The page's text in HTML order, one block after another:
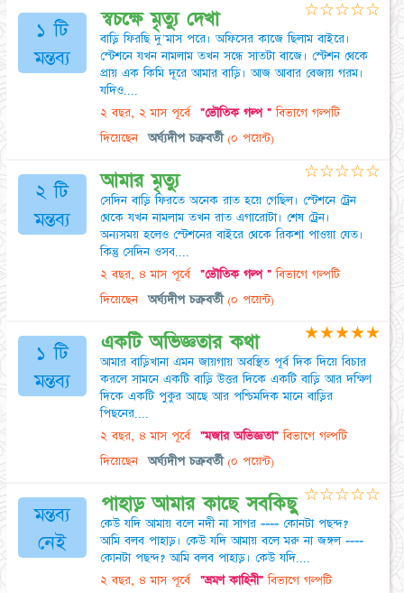
১ টি
মন্তব্য
স্বচক্ষে মৃত্যু দেখা
বাড়ি ফিরছি দু'মাস পরে। অফিসের কাজে ছিলাম বাইরে।
স্টেশনে যখন নামলাম তখন সন্ধে সাতটা বাজে। স্টেশন থেকে
প্রায় এক কিমি দূরে আমার বাড়ি। আজ আবার বেজায় গরম।
যদিও....
২ বছর, ২ মাস পূর্বে "ভৌতিক গল্প "বিভাগে গল্পটি
দিয়েছেন
অর্ঘ্যদীপ চক্রবর্তী (০ পয়েন্ট)
☆☆☆☆☆
২ টি
মন্তব্য
আমার মৃত্যু
সেদিন বাড়ি ফিরতে অনেক রাত হয়ে গেছিল। স্টেশনে ট্রেন
থেকে যখন নামলাম তখন রাত এগারোটা। শেষ ট্রেন।
অন্যসময় হলেও স্টেশনের বাইরে থেকে রিকশা পাওয়া যেত।
কিন্তু সেদিন ওসব....
২ বছর, ৪ মাস পূর্বে "ভৌতিক গল্প "বিভাগে গল্পটি
দিয়েছেন
অর্ঘ্যদীপ চক্রবর্তী (০ পয়েন্ট)
☆☆☆☆☆
১ টি
মন্তব্য
একটি অভিজ্ঞতার কথা
আমার বাড়িখানা এমন জায়গায় অবস্থিত পূর্ব দিক দিয়ে বিচার
করলে সামনে একটি বাড়ি উত্তর দিকে একটি বাড়ি আর দক্ষিণ
দিকে একটি পুকুর আছে আর পশ্চিমদিক মানে বাড়ির
পিছনের....
২ বছর, ৪ মাস পূর্বে "মজার অভিজ্ঞতা"বিভাগে গল্পটি
দিয়েছেন
অর্ঘ্যদীপ চক্রবর্তী (০ পয়েন্ট)
★★★★★
মন্তব্য
নেই
পাহাড় আমার কাছে সবকিছু
কেউ যদি আমায় বলে নদী না সাগর ---- কোনটা পছন্দ?
আমি বলব পাহাড়। কেউ যদি আমায় বলে মরু না জঙ্গল ----
কোনটা পছন্দ? আমি বলব পাহাড়। কেউ যদি....
২ বছর, ৪ মাস পূর্বে "ভ্রমণ কাহিনী"বিভাগে গল্পটি
☆☆☆☆☆